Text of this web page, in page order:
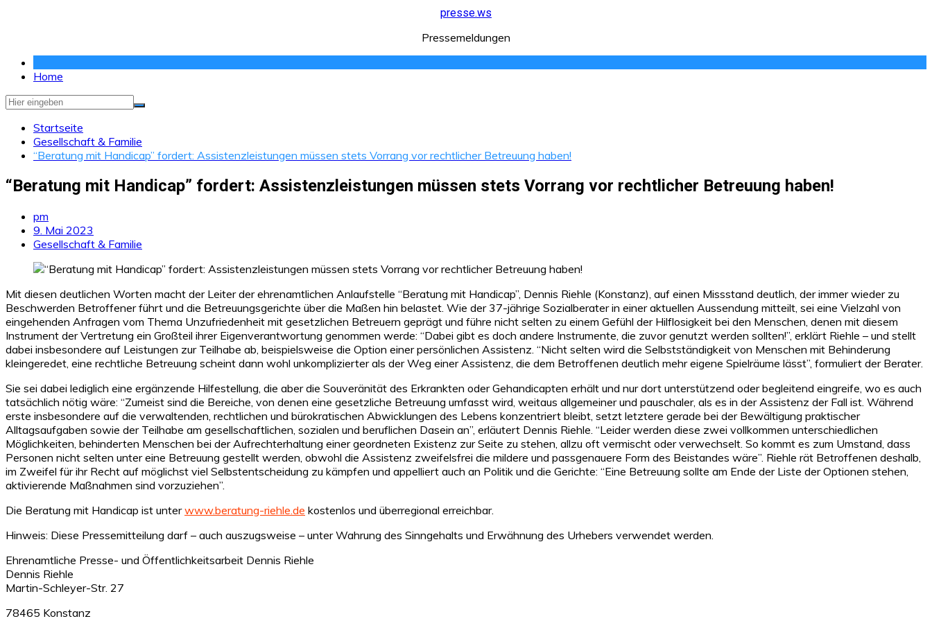
presse.ws
Pressemeldungen
Home
Startseite
Gesellschaft & Familie
“Beratung mit Handicap” fordert: Assistenzleistungen müssen stets Vorrang vor rechtlicher Betreuung haben!
“Beratung mit Handicap” fordert: Assistenzleistungen müssen stets Vorrang vor rechtlicher Betreuung haben!
pm
9. Mai 2023
Gesellschaft & Familie
Mit diesen deutlichen Worten macht der Leiter der ehrenamtlichen Anlaufstelle “Beratung mit Handicap”, Dennis Riehle (Konstanz), auf einen Missstand deutlich, der immer wieder zu
Beschwerden Betroffener führt und die Betreuungsgerichte über die Maßen hin belastet. Wie der 37-jährige Sozialberater in einer aktuellen Aussendung mitteilt, sei eine Vielzahl von
eingehenden Anfragen vom Thema Unzufriedenheit mit gesetzlichen Betreuern geprägt und führe nicht selten zu einem Gefühl der Hilflosigkeit bei den Menschen, denen mit diesem
Instrument der Vertretung ein Großteil ihrer Eigenverantwortung genommen werde: “Dabei gibt es doch andere Instrumente, die zuvor genutzt werden sollten!”, erklärt Riehle – und stellt
dabei insbesondere auf Leistungen zur Teilhabe ab, beispielsweise die Option einer persönlichen Assistenz. “Nicht selten wird die Selbstständigkeit von Menschen mit Behinderung
kleingeredet, eine rechtliche Betreuung scheint dann wohl unkomplizierter als der Weg einer Assistenz, die dem Betroffenen deutlich mehr eigene Spielräume lässt”, formuliert der Berater.
Sie sei dabei lediglich eine ergänzende Hilfestellung, die aber die Souveränität des Erkrankten oder Gehandicapten erhält und nur dort unterstützend oder begleitend eingreife, wo es auch
tatsächlich nötig wäre: “Zumeist sind die Bereiche, von denen eine gesetzliche Betreuung umfasst wird, weitaus allgemeiner und pauschaler, als es in der Assistenz der Fall ist. Während
erste insbesondere auf die verwaltenden, rechtlichen und bürokratischen Abwicklungen des Lebens konzentriert bleibt, setzt letztere gerade bei der Bewältigung praktischer
Alltagsaufgaben sowie der Teilhabe am gesellschaftlichen, sozialen und beruflichen Dasein an”, erläutert Dennis Riehle. “Leider werden diese zwei vollkommen unterschiedlichen
Möglichkeiten, behinderten Menschen bei der Aufrechterhaltung einer geordneten Existenz zur Seite zu stehen, allzu oft vermischt oder verwechselt. So kommt es zum Umstand, dass
Personen nicht selten unter eine Betreuung gestellt werden, obwohl die Assistenz zweifelsfrei die mildere und passgenauere Form des Beistandes wäre”. Riehle rät Betroffenen deshalb,
im Zweifel für ihr Recht auf möglichst viel Selbstentscheidung zu kämpfen und appelliert auch an Politik und die Gerichte: “Eine Betreuung sollte am Ende der Liste der Optionen stehen,
aktivierende Maßnahmen sind vorzuziehen”.
Die Beratung mit Handicap ist unterwww.beratung-riehle.de kostenlos und überregional erreichbar.
Hinweis: Diese Pressemitteilung darf – auch auszugsweise – unter Wahrung des Sinngehalts und Erwähnung des Urhebers verwendet werden.
Ehrenamtliche Presse- und Öffentlichkeitsarbeit Dennis Riehle
Dennis Riehle
Martin-Schleyer-Str. 27
78465 Konstanz